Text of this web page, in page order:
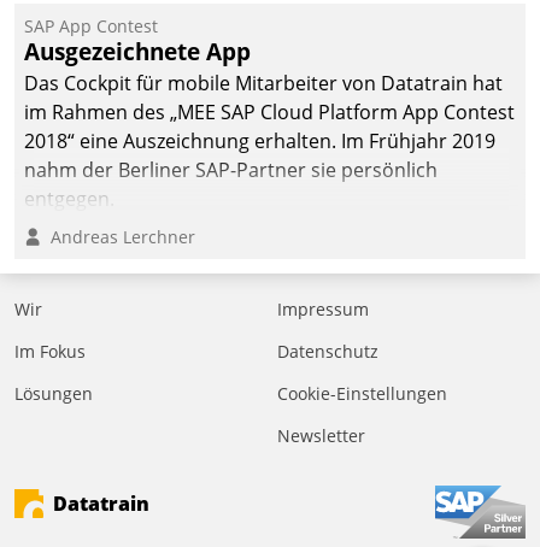
SAP App Contest
Ausgezeichnete App
Das Cockpit für mobile Mitarbeiter von Datatrain hat
im Rahmen des „MEE SAP Cloud Platform App Contest
2018“ eine Auszeichnung erhalten. Im Frühjahr 2019
nahm der Berliner SAP-Partner sie persönlich
entgegen.
Andreas Lerchner
Wir
Im Fokus
Lösungen
Impressum
Datenschutz
Cookie-Einstellungen
Newsletter
Datatrain